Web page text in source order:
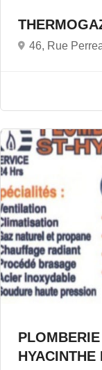
46, Rue
HYACINTHE